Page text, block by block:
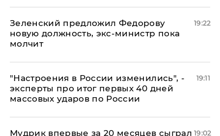
Зеленский предложил Федорову
новую должность, экс-министр пока
молчит
19:22
"Настроения в России изменились", -
эксперты про итог первых 40 дней
массовых ударов по России
19:11
Мудрик впервые за 20 месяцев сыграл 19:02